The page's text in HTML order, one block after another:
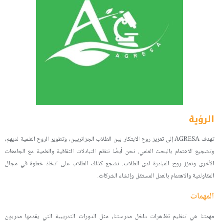
الرؤية
تهدف AGRESA إلى تعزيز روح الابتكار بين الطلاب الجزائريين، وتطوير الروح العلمية لديهم،
وتشجيع الاهتمام بالبحث العلمي. نحن أيضًا ننظم التبادلات الثقافية والعلمية مع الجامعات
الأخرى ونعزز روح المبادرة لدى الطلاب. نشجع كذلك الطلاب على اتخاذ خطوة في مجال
المقاولتية والاهتمام بالعمل المستقل وإنشاء الشركات.
المهمات
مهمتنا هي تنظيم تظاهرات داخل مدرستنا، مثل الدورات التدريبية التي يقدمها مدربون